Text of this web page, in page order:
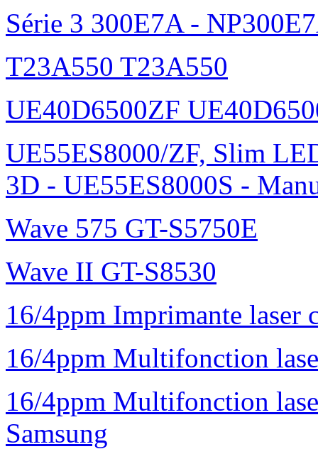
Série 3 300E7A -
T23A550 T23A550
UE40D6500ZF
UE55ES8000/ZF, Slim
3D - UE55ES8000S -
Wave 575 GT-S5750E
Wave II GT-S8530
16/4ppm Imprimante laser
16/4ppm Multifonction
16/4ppm Multifonction
Samsung